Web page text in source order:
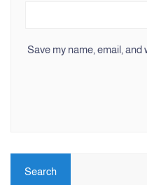
Save my name, email,